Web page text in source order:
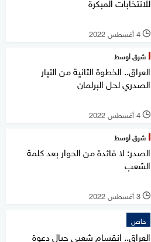
l 4 أغسطس 2022
شرق أوسط
العراق.. الخطوة الثانية من التيار
الصدري لحل البرلمان
l 4 أغسطس 2022
شرق أوسط
الصدر: لا فائدة من الحوار بعد كلمة
الشعب
l 3 أغسطس 2022
خاص
العراق.. انقسام شعبي حيال دعوة